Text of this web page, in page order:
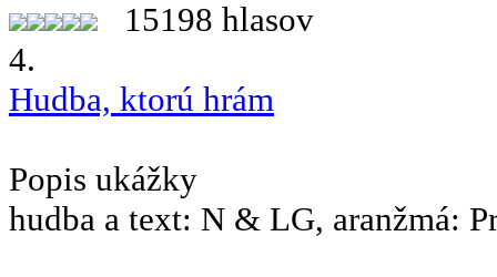
15198 hlasov
4.
Hudba, ktorú hrám
Popis ukážky
hudba a text: N & LG, aranžmá: